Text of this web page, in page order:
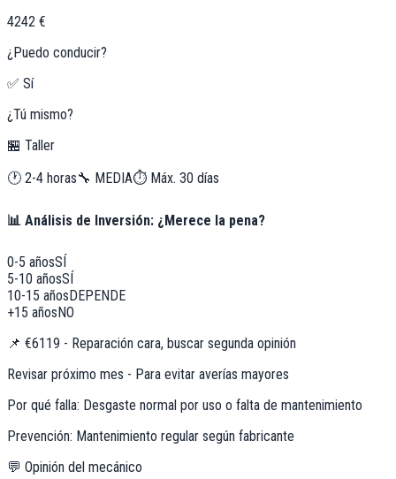
4242 €
¿Puedo conducir?
✅ Sí
¿Tú mismo?
🏪 Taller
🕐 2-4 horas🔧 MEDIA⏱️ Máx. 30 días
📊 Análisis de Inversión: ¿Merece la pena?
0-5 añosSÍ
5-10 añosSÍ
10-15 añosDEPENDE
+15 añosNO
📌 €6119 - Reparación cara, buscar segunda opinión
Revisar próximo mes - Para evitar averías mayores
Por qué falla: Desgaste normal por uso o falta de mantenimiento
Prevención: Mantenimiento regular según fabricante
💬 Opinión del mecánico